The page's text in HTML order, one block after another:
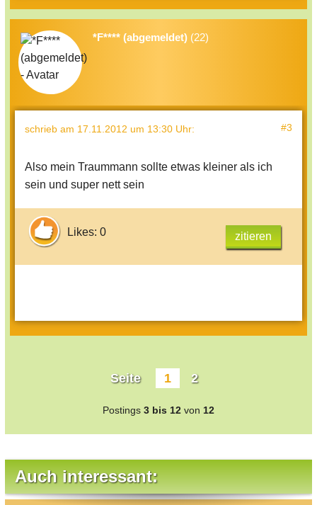
*F**** (abgemeldet) (22)
schrieb am 17.11.2012 um 13:30 Uhr: #3
Also mein Traummann sollte etwas kleiner als ich
sein und super nett sein
Likes: 0 zitieren
Seite 1 2
Postings 3 bis 12 von 12
Auch interessant: